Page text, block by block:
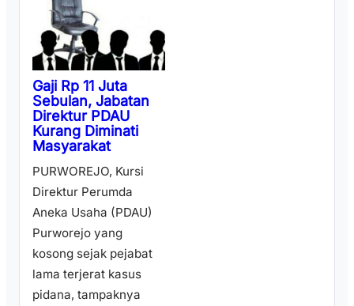
Gaji Rp 11 Juta
Sebulan, Jabatan
Direktur PDAU
Kurang Diminati
Masyarakat
PURWOREJO, Kursi
Direktur Perumda
Aneka Usaha (PDAU)
Purworejo yang
kosong sejak pejabat
lama terjerat kasus
pidana, tampaknya